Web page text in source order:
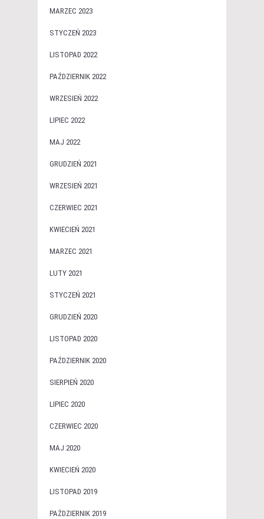
MARZEC 2023
STYCZEŃ 2023
LISTOPAD 2022
PAŹDZIERNIK 2022
WRZESIEŃ 2022
LIPIEC 2022
MAJ 2022
GRUDZIEŃ 2021
WRZESIEŃ 2021
CZERWIEC 2021
KWIECIEŃ 2021
MARZEC 2021
LUTY 2021
STYCZEŃ 2021
GRUDZIEŃ 2020
LISTOPAD 2020
PAŹDZIERNIK 2020
SIERPIEŃ 2020
LIPIEC 2020
CZERWIEC 2020
MAJ 2020
KWIECIEŃ 2020
LISTOPAD 2019
PAŹDZIERNIK 2019